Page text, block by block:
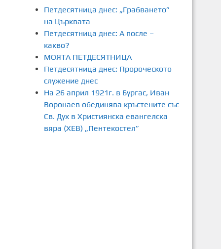
Петдесятница днес: „Грабването”
на Църквата
Петдесятница днес: А после –
какво?
МОЯТА ПЕТДЕСЯТНИЦА
Петдесятница днес: Пророческото
служение днес
На 26 април 1921г. в Бургас, Иван
Воронаев обединява кръстените със
Св. Дух в Християнска евангелска
вяра (ХЕВ) „Пентекостел”